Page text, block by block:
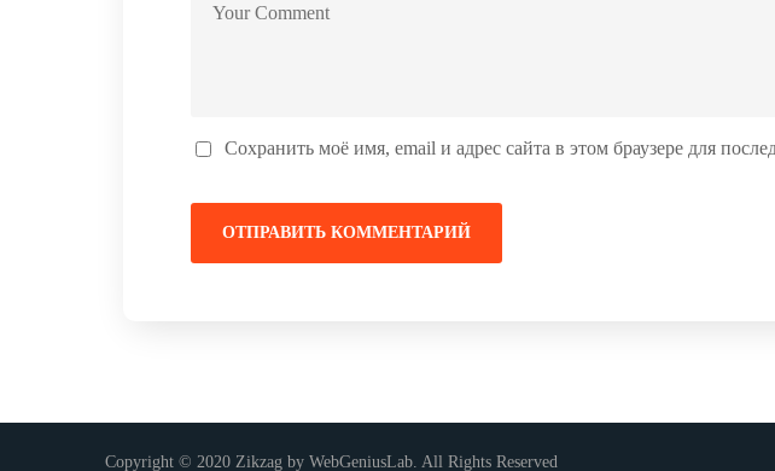
Сохранить моё имя, email и адрес сайта в этом браузере для
Copyright © 2020 Zikzag by WebGeniusLab. All Rights Reserved